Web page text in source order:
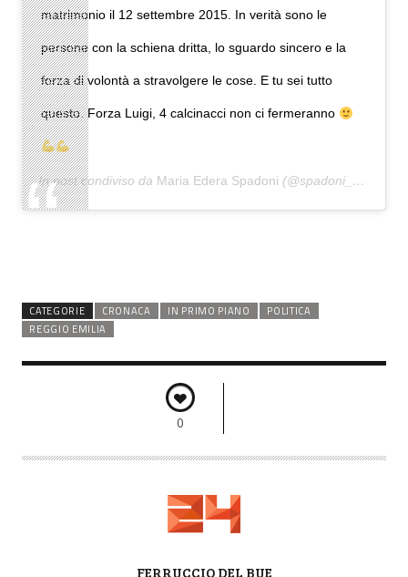
matrimonio il 12 settembre 2015. In verità sono le
persone con la schiena dritta, lo sguardo sincero e la
forza di volontà a stravolgere le cose. E tu sei tutto
questo. Forza Luigi, 4 calcinacci non ci fermeranno
Un post condiviso da Maria Edera Spadoni (@spadoni_mariaedera) in data:
CATEGORIE CRONACA IN PRIMO PIANO
POLITICA
REGGIO EMILIA
0
FERRUCCIO DEL BUE